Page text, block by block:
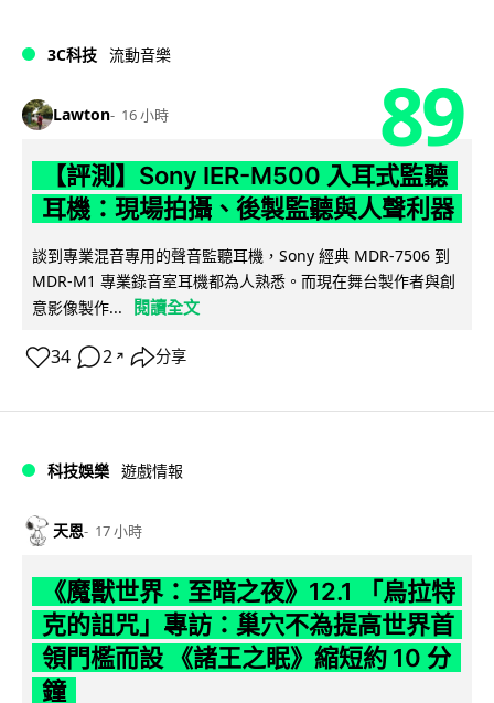
3C科技 流動音樂
Lawton 16 小時 89
【評測】Sony IER-M500 入耳式監聽
耳機：現場拍攝、後製監聽與人聲利器
談到專業混音專用的聲音監聽耳機，Sony 經典 MDR-7506 到
MDR-M1 專業錄音室耳機都為人熟悉。而現在舞台製作者與創
意影像製作...
閱讀全文
34 2 ↗ 分享
科技娛樂 遊戲情報
天恩 17 小時
《魔獸世界：至暗之夜》12.1 「烏拉特
克的詛咒」專訪：巢穴不為提高世界首
領門檻而設 《諸王之眠》縮短約 10 分
鐘